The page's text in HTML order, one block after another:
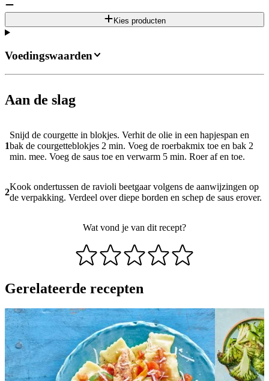
Kies producten
Aan de slag
1
Snijd de courgette in blokjes. Verhit de olie in een hapjespan en
bak de courgetteblokjes 2 min. Voeg de roerbakmix toe en bak 2
min. mee. Voeg de saus toe en verwarm 5 min. Roer af en toe.
2
Kook ondertussen de ravioli beetgaar volgens de aanwijzingen op
de verpakking. Verdeel over diepe borden en schep de saus erover.
Wat vond je van dit recept?
Voedingswaarden
Gerelateerde recepten